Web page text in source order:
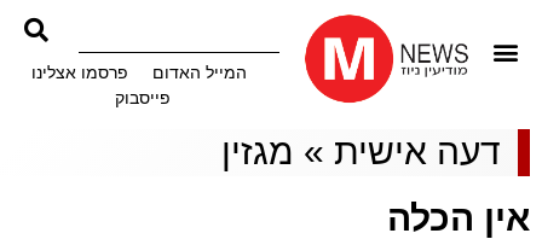
המייל האדום
פרסמו אצלינו
פייסבוק
דעה אישית» מגזין
אין הכלה